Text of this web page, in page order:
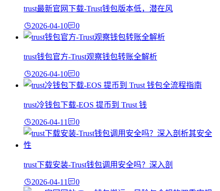
trust最新官网下载-Trust钱包版本低，潜在风
2026-04-10 0
trust钱包官方-Trust观察钱包转账全解析
2026-04-10 0
trust冷钱包下载-EOS 提币到 Trust 钱
2026-04-11 0
trust下载安装-Trust钱包调用安全吗？深入剖
2026-04-11 0